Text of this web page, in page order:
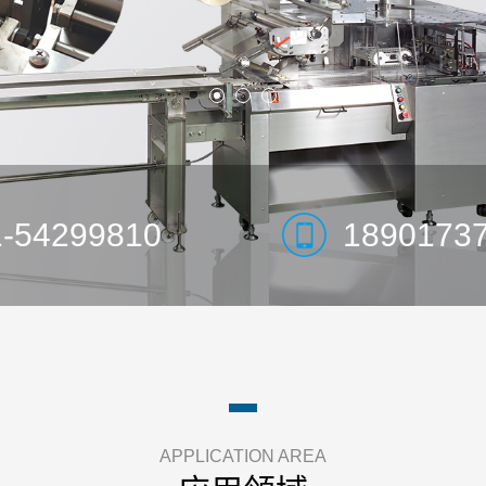
54299810
APPLICATION AREA